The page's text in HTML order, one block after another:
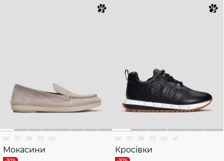
36 37 38 39 40
Мокасини
36 37 38 39 40 41
Кросівки